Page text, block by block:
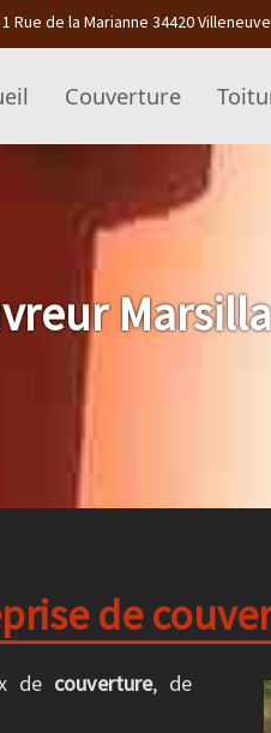
1 Rue de la Marianne 34420
Couverture
de
de couverture, de